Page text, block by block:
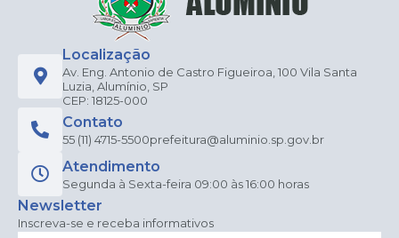
Localização
Av. Eng. Antonio de Castro Figueiroa, 100 Vila Santa
Luzia, Alumínio, SP
CEP: 18125-000
Contato
55 (11) 4715-5500prefeitura@aluminio.sp.gov.br
Atendimento
Segunda à Sexta-feira 09:00 às 16:00 horas
Newsletter
Inscreva-se e receba informativos